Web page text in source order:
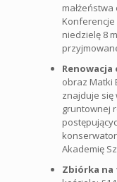
niedzielę 8
Renowacja
obraz Matki
znajduje
gruntownej
Akademię
Zbiórka na